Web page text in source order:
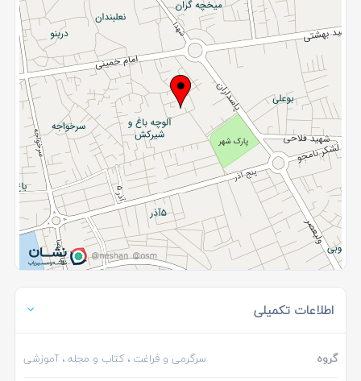
اطلاعات تکمیلی
گروه سرگرمی و فراغت ،کتاب و مجله، آموزشی